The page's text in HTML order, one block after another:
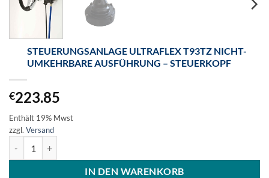
STEUERUNGSANLAGE ULTRAFLEX T93TZ NICHT-
UMKEHRBARE AUSFÜHRUNG – STEUERKOPF
€223.85
Enthält 19% Mwst
zzgl. Versand
IN DEN WARENKORB